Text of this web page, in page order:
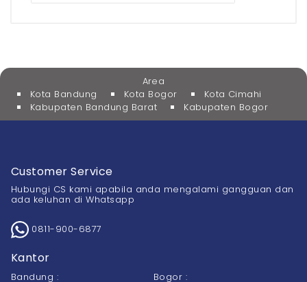
Area
Kota Bandung
Kota Bogor
Kota Cimahi
Kabupaten Bandung Barat
Kabupaten Bogor
Customer Service
Hubungi CS kami apabila anda mengalami gangguan dan
ada keluhan di Whatsapp
0811-900-6877
Kantor
Bandung :
Bogor :